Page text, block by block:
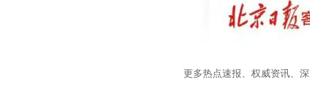
更多热点速报、权威资讯、